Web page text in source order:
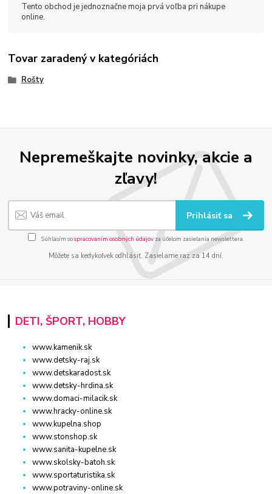
Tento obchod je jednoznačne moja prvá voľba pri nákupe
online.
Tovar zaradený v kategóriách
Rošty
Nepremeškajte novinky, akcie a
zľavy!
Prihlásiť sa
Súhlasím sospracovaním osobných údajov za účelom zasielania newslettera.
Môžete sa kedykoľvek odhlásiť. Zasielame raz za 14 dní.
DETI, ŠPORT, HOBBY
www.kamenik.sk
www.detsky-raj.sk
www.detskaradost.sk
www.detsky-hrdina.sk
www.domaci-milacik.sk
www.hracky-online.sk
www.kupelna.shop
www.stonshop.sk
www.sanita-kupelne.sk
www.skolsky-batoh.sk
www.sportaturistika.sk
www.potraviny-online.sk